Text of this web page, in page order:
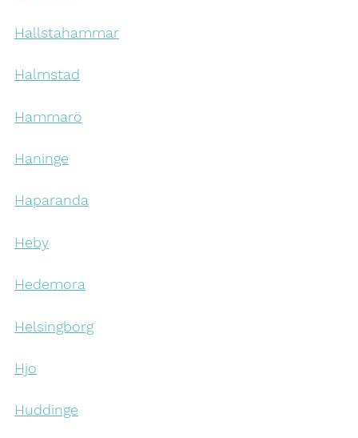
Hallstahammar
Halmstad
Hammarö
Haninge
Haparanda
Heby
Hedemora
Helsingborg
Hjo
Huddinge